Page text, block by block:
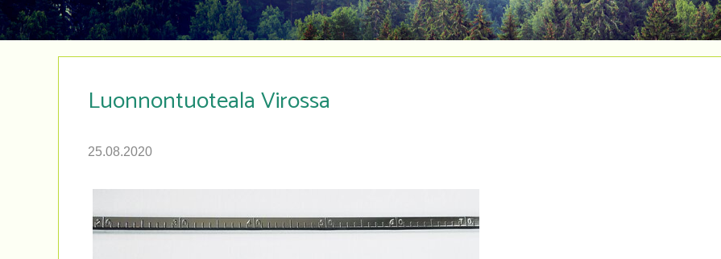
Luonnontuoteala Virossa
25.08.2020